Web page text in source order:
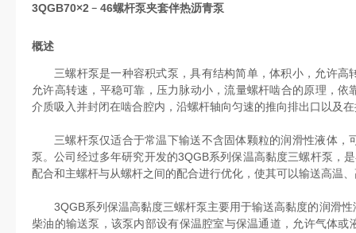
3QGB70×2﹣46螺杆泵夹套伴热沥青泵
概述
三螺杆泵是一种容积式泵，具有结构简单，体积小，允许
允许高转速，平稳可靠，压力脉动小，流量螺杆啮合的原理，
介质吸入并封闭在啮合腔内，沿螺杆轴向匀速的推向排出口以及
三螺杆泵仅适合于常温下输送不含固体颗粒的润滑性液体
泵。公司经过多年研究开发的3QGB系列保温高黏度三螺杆泵，
配合和主螺杆与从螺杆之间的配合进行优化，使其可以输送高温
3QGB系列保温高黏度三螺杆泵主要用于输送高黏度的润滑
柴油的输送泵，该泵内部设有保温腔室与保温通道，允许气体